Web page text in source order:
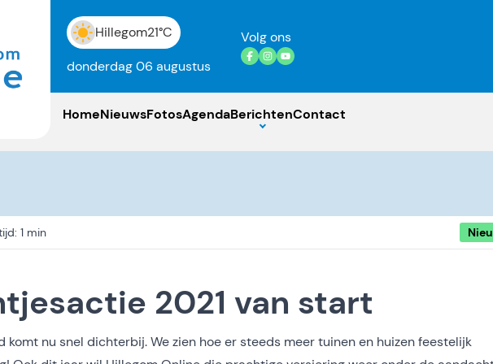
Hillegom21°C
donderdag 06 augustus
Volg ons
HomeNieuwsFotosAgendaBerichtenContact
2021 van start
komt nu snel dichterbij. We zien hoe er steeds meer tuinen en huizen feestelijk